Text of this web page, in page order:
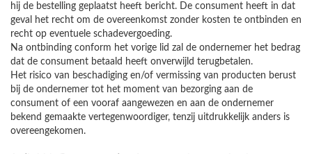
hij de bestelling geplaatst heeft bericht. De consument heeft in dat
geval het recht om de overeenkomst zonder kosten te ontbinden en
recht op eventuele schadevergoeding.
Na ontbinding conform het vorige lid zal de ondernemer het bedrag
dat de consument betaald heeft onverwijld terugbetalen.
Het risico van beschadiging en/of vermissing van producten berust
bij de ondernemer tot het moment van bezorging aan de
consument of een vooraf aangewezen en aan de ondernemer
bekend gemaakte vertegenwoordiger, tenzij uitdrukkelijk anders is
overeengekomen.